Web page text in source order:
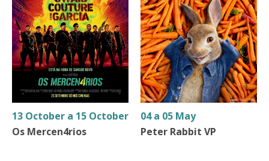
13 October a 15 October
Os Mercen4rios
04 a 05 May
Peter Rabbit VP